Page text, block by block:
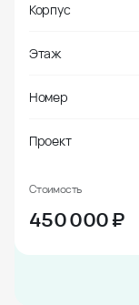
Корпус
Этаж
Номер
Проект
Стоимость
450 000₽